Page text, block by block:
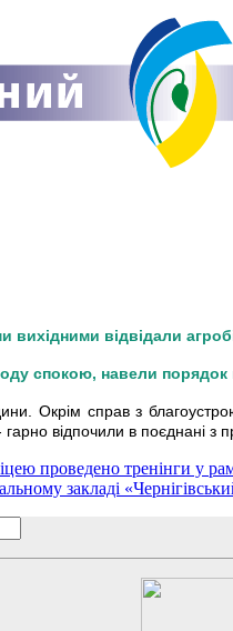
вихідними відвідали
спокою, навели
Окрім справ з
гарно відпочили в
проведено тренінги у
закладі